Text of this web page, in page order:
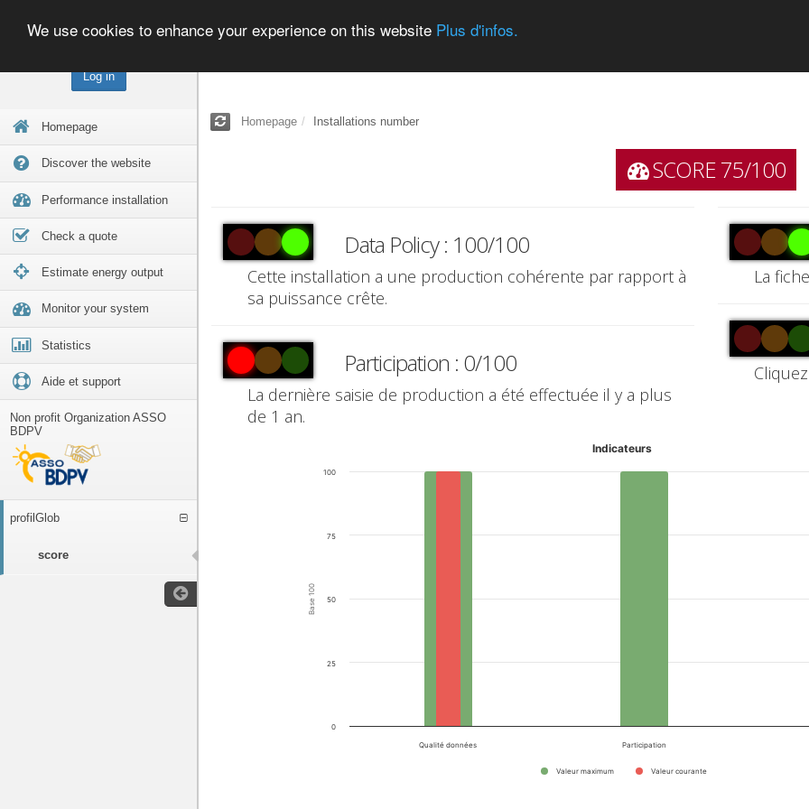
Log in
Homepage
Discover the website
Performance installation
Check a quote
Estimate energy output
Monitor your system
Statistics
Aide et support
Non profit Organization ASSO
BDPV
profilGlob
score
We use cookies to enhance your experience on this website Plus d'infos.
Homepage Installations number
SCORE 75/100
Data Policy : 100/100
Cette installation a une production cohérente par rapport à
sa puissance crête.
Participation : 0/100
La dernière saisie de production a été effectuée il y a plus
de 1 an.
La
Base 100
Indicateurs
Valeur maximum Valeur courante
Qualité données Participation
0
25
50
75
100